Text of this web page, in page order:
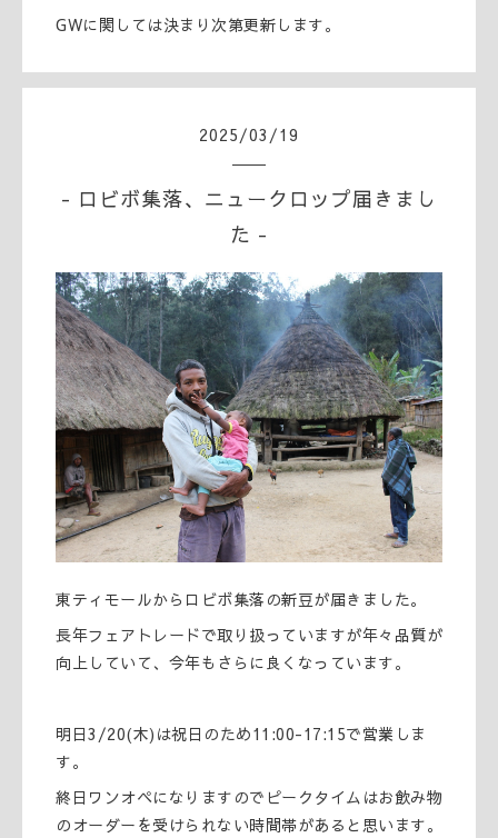
GWに関しては決まり次第更新します。
2025/03 /19
- ロビボ集落、ニュークロップ届きまし
た -
東ティモールからロビボ集落の新豆が届きました。
長年フェアトレードで取り扱っていますが年々品質が
向上していて、今年もさらに良くなっています。
明日3/20(木)は祝日のため11:00-17:15で営業しま
す。
終日ワンオペになりますのでピークタイムはお飲み物
のオーダーを受けられない時間帯があると思います。